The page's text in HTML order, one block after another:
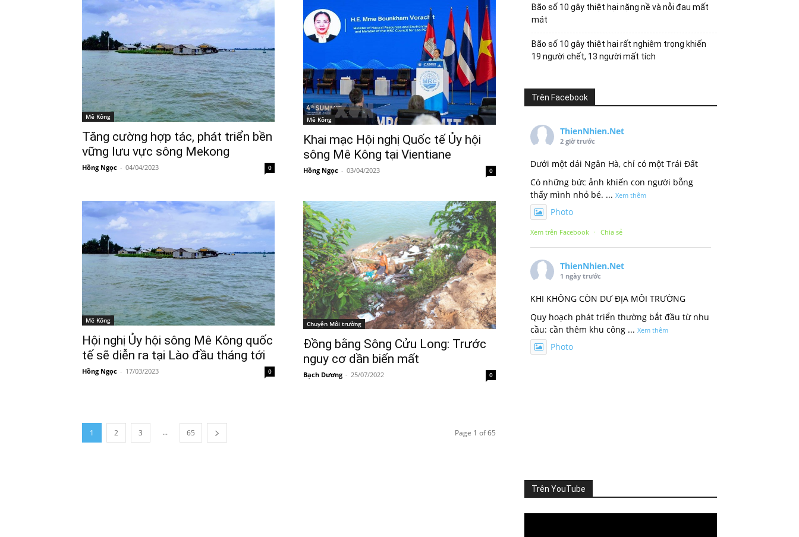
Mê Kông
Tăng cường hợp tác, phát triển bền
vững lưu vực sông Mekong
Hồng Ngọc - 04/04/2023 0
Mê Kông
Khai mạc Hội nghị Quốc tế Ủy hội
sông Mê Kông tại Vientiane
Hồng Ngọc - 03/04/2023 0
Mê Kông
Hội nghị Ủy hội sông Mê Kông quốc
tế sẽ diễn ra tại Lào đầu tháng tới
Hồng Ngọc - 17/03/2023 0
Chuyện Môi trường
Đồng bằng Sông Cửu Long: Trước
nguy cơ dần biến mất
Bạch Dương - 25/07/2022 0
1 2 3 ... 65 Page 1 of 65
Bão số 10 gây thiệt hại nặng nề và nỗi đau mất
mát
Bão số 10 gây thiệt hại rất nghiêm trọng khiến
19 người chết, 13 người mất tích
Trên Facebook
ThienNhien.Net
2 giờ trước
Dưới một dải Ngân Hà, chỉ có một Trái Đất
Có những bức ảnh khiến con người bỗng
thấy mình nhỏ bé. ... Xem thêm
Photo
Xem trên Facebook · Chia sẻ
ThienNhien.Net
1 ngày trước
KHI KHÔNG CÒN DƯ ĐỊA MÔI TRƯỜNG
Quy hoạch phát triển thường bắt đầu từ nhu
cầu: cần thêm khu công ... Xem thêm
Photo
Photo
Xem trên Facebook · Chia sẻ
Trên YouTube